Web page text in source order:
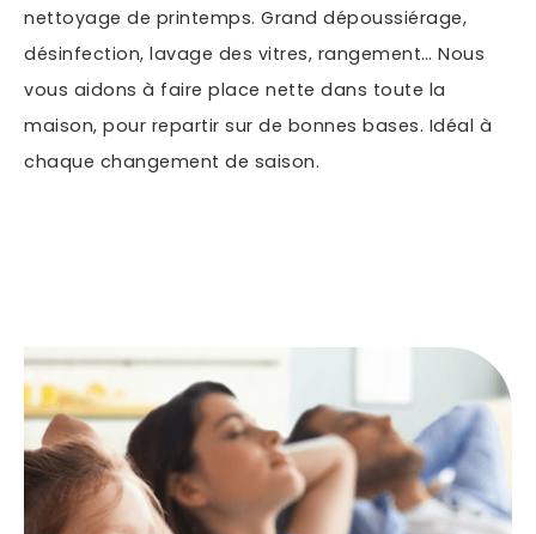
nettoyage de printemps. Grand dépoussiérage,
désinfection, lavage des vitres, rangement… Nous
vous aidons à faire place nette dans toute la
maison, pour repartir sur de bonnes bases. Idéal à
chaque changement de saison.
En soumettant ce formulaire, j'accepte que les
informations saisies soient exploitées dans le cadre
de ma demande.*